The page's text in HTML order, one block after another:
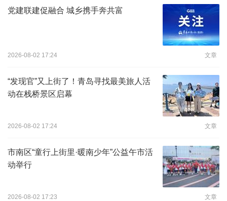
党建联建促融合 城乡携手奔共富
2026-08-02 17:24 文章
“发现官”又上街了！青岛寻找最美旅人活
动在栈桥景区启幕
2026-08-02 17:24 文章
市南区“童行上街里·暖南少年”公益午市活
动举行
2026-08-02 17:23 文章